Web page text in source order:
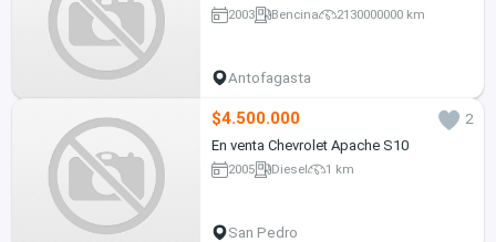
2003 Bencina 2130000000 km
Antofagasta
$4.500.000
2
En venta Chevrolet Apache S10
2005 Diesel 1 km
San Pedro